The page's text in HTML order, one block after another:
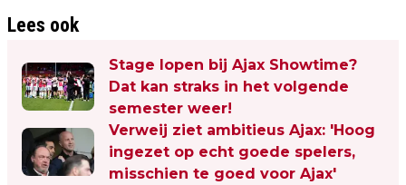
Lees ook
Stage lopen bij Ajax Showtime?
Dat kan straks in het volgende
semester weer!
Verweij ziet ambitieus Ajax: 'Hoog
ingezet op echt goede spelers,
misschien te goed voor Ajax'